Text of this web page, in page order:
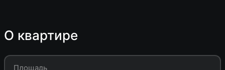
О квартире
Площадь